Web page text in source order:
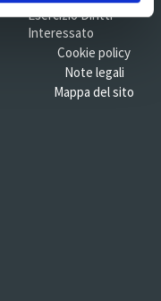
Esercizio Diritti
Interessato
Cookie policy
Note legali
Mappa del sito